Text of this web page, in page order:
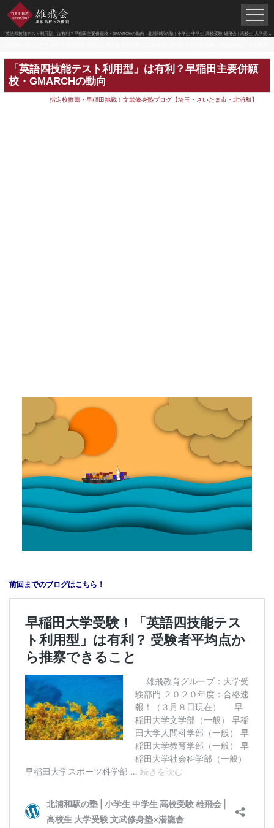
「英語四技能テスト利用型」は有利？早稲田主要併願
校・GMARCHの動向
指定校推薦・早稲田挑戦！文武修身塾ブログ【埼玉・さいたま市・北浦和】
前回までのブログはこちら！